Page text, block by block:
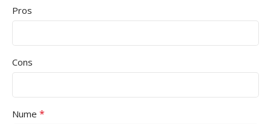
Pros
Cons
Nume *